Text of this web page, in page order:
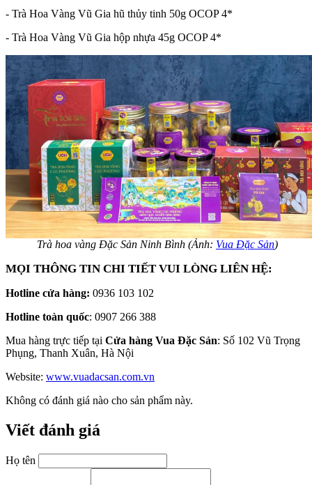
- Trà Hoa Vàng Vũ Gia hũ thủy tinh 50g OCOP 4*
- Trà Hoa Vàng Vũ Gia hộp nhựa 45g OCOP 4*
Trà hoa vàng Đặc Sản Ninh Bình (Ảnh: Vua Đặc Sản)
MỌI THÔNG TIN CHI TIẾT VUI LÒNG LIÊN HỆ:
Hotline cửa hàng: 0936 103 102
Hotline toàn quốc: 0907 266 388
Mua hàng trực tiếp tại Cửa hàng Vua Đặc Sản: Số 102 Vũ Trọng
Phụng, Thanh Xuân, Hà Nội
Website: www.vuadacsan.com.vn
Không có đánh giá nào cho sản phẩm này.
Viết đánh giá
Họ tên